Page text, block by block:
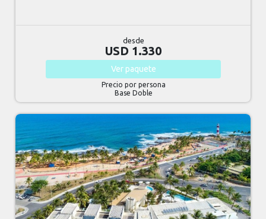
desde
USD 1.330
Ver paquete
Precio por persona
Base Doble